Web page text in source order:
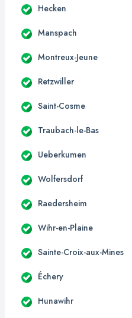
Hecken
Manspach
Montreux-Jeune
Retzwiller
Saint-Cosme
Traubach-le-Bas
Ueberkumen
Wolfersdorf
Raedersheim
Wihr-en-Plaine
Sainte-Croix-aux-Mines
Échery
Hunawihr